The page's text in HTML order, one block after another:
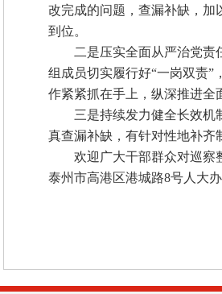
改完成的问题，查漏补缺，加
到位。
二是压实全面从严治党责
组成员切实履行好“一岗双责
作紧紧抓在手上，纵深推进全
三是持续发力健全长效机
真查漏补缺，有针对性地补齐
欢迎广大干部群众对巡察
泰州市高港区港城路8号人大